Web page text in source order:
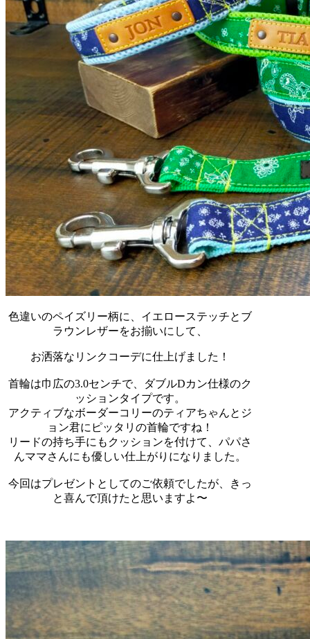
色違いのペイズリー柄に、イエローステッチとブ
ラウンレザーをお揃いにして、
お洒落なリンクコーデに仕上げました！
首輪は巾広の3.0センチで、ダブルDカン仕様のク
ッションタイプです。
アクティブなボーダーコリーのティアちゃんとジ
ョン君にピッタリの首輪ですね！
リードの持ち手にもクッションを付けて、パパさ
んママさんにも優しい仕上がりになりました。
今回はプレゼント としてのご依頼でしたが、きっ
と喜んで頂けたと思いますよ〜